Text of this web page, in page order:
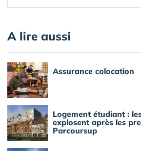
A lire aussi
Assurance colocation
Logement étudiant :
explosent après les
Parcoursup